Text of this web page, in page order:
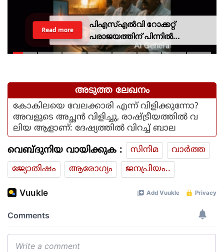
പിഎസ്എല്‍വി റോക്കറ്റ്
പരാജയത്തിന് പിന്നില്‍
ഐഎസ്ആര്‍ഒയിലെ ഉന്നത
Read more
അടുത്ത ലേഖനം
കോകിലയെ വേലക്കാരി എന്ന് വിളിക്കുന്നോ?
അവളുടെ അച്ഛൻ വിളിച്ചു, രാഷ്ട്രീയത്തിൽ വ
ലിയ ആളാണ്: ദേഷ്യത്തിൽ വിറച്ച് ബാല
വെബ്ദുനിയ വായിക്കുക : സിനിമ
വാര്‍ത്ത
ജ്യോതിഷം
ആരോഗ്യം ജനപ്രിയം..